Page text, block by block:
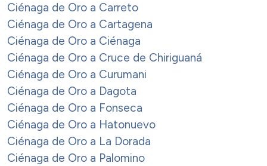
Ciénaga de Oro a Carreto
Ciénaga de Oro a Cartagena
Ciénaga de Oro a Ciénaga
Ciénaga de Oro a Cruce de Chiriguaná
Ciénaga de Oro a Curumani
Ciénaga de Oro a Dagota
Ciénaga de Oro a Fonseca
Ciénaga de Oro a Hatonuevo
Ciénaga de Oro a La Dorada
Ciénaga de Oro a Palomino